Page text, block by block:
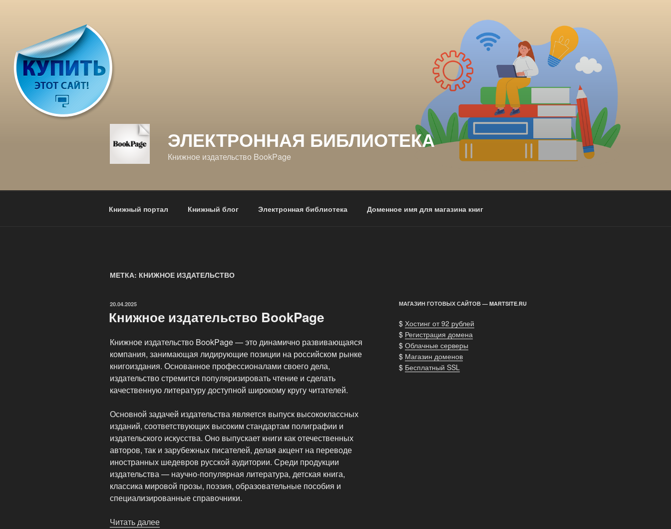
ЭЛЕКТРОННАЯ БИБЛИОТЕКА
Книжное издательство BookPage
Книжный портал Книжный блог Электронная библиотека Доменное имя для магазина книг
МЕТКА: КНИЖНОЕ ИЗДАТЕЛЬСТВО
ОПУБЛИКОВАНО
20.04.2025
Книжное издательство BookPage
Книжное издательство BookPage — это динамично развивающаяся
компания, занимающая лидирующие позиции на российском рынке
книгоиздания. Основанное профессионалами своего дела,
издательство стремится популяризировать чтение и сделать
качественную литературу доступной широкому кругу читателей.
Основной задачей издательства является выпуск высококлассных
изданий, соответствующих высоким стандартам полиграфии и
издательского искусства. Оно выпускает книги как отечественных
авторов, так и зарубежных писателей, делая акцент на переводе
иностранных шедевров русской аудитории. Среди продукции
издательства — научно-популярная литература, детская книга,
классика мировой прозы, поэзия, образовательные пособия и
специализированные справочники.
Читать далее
МАГАЗИН ГОТОВЫХ САЙТОВ — MARTSITE.RU
$ Хостинг от 92 рублей
$ Регистрация домена
$ Облачные серверы
$ Магазин доменов
$ Бесплатный SSL